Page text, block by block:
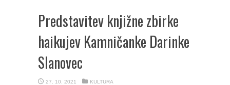
Predstavitev knjižne zbirke
haikujev Kamničanke Darinke
Slanovec
27. 10. 2021 KULTURA